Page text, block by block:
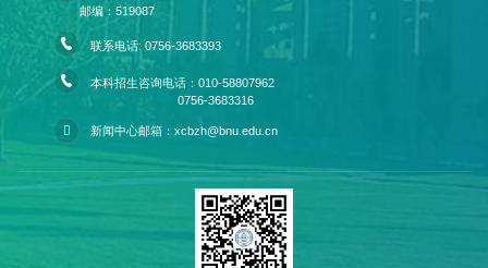
邮编：519087
联系电话: 0756-3683393
本科招生咨询电话：010-58807962
0756-3683316
新闻中心邮箱：xcbzh@bnu.edu.cn